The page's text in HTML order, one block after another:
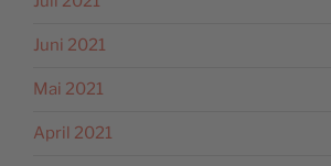
Juni 2021
Mai 2021
April 2021